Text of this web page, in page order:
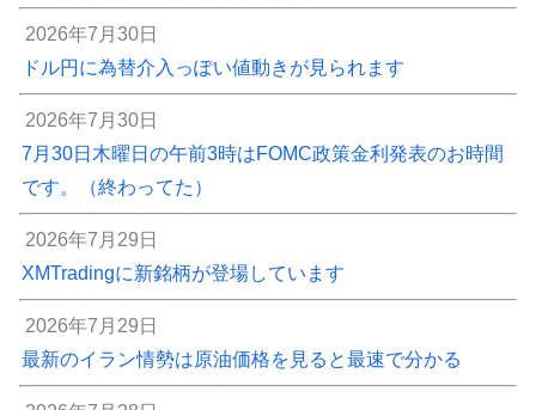
2026年7月30日
ドル円に為替介入っぽい値動きが見られます
2026年7月30日
7月30日木曜日の午前3時はFOMC政策金利発表のお時間
です。（終わってた）
2026年7月29日
XMTradingに新銘柄が登場しています
2026年7月29日
最新のイラン情勢は原油価格を見ると最速で分かる